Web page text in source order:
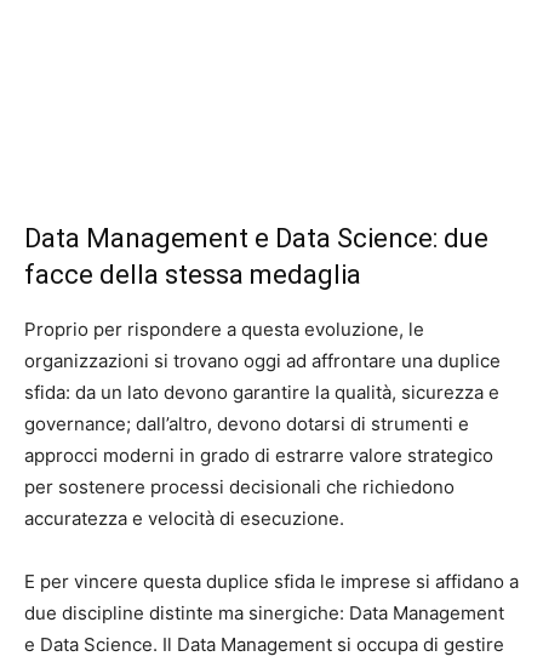
Data Management e Data Science: due
facce della stessa medaglia
Proprio per rispondere a questa evoluzione, le
organizzazioni si trovano oggi ad affrontare una duplice
sfida: da un lato devono garantire la qualità, sicurezza e
governance; dall’altro, devono dotarsi di strumenti e
approcci moderni in grado di estrarre valore strategico
per sostenere processi decisionali che richiedono
accuratezza e velocità di esecuzione.
E per vincere questa duplice sfida le imprese si affidano a
due discipline distinte ma sinergiche: Data Management
e Data Science. Il Data Management si occupa di gestire